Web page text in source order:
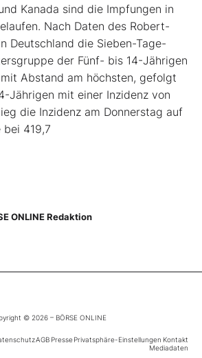
Kanada sind die Impfungen in
Nach Daten des Robert-
Deutschland die Sieben-Tage-
der Fünf- bis 14-Jährigen
Abstand am höchsten, gefolgt
Jährigen mit einer Inzidenz von
die Inzidenz am Donnerstag auf
bei 419,7
ONLINE Redaktion
© 2026 – BÖRSE ONLINE
AGB PressePrivatsphäre-Einstellungen Kontakt
Mediadaten